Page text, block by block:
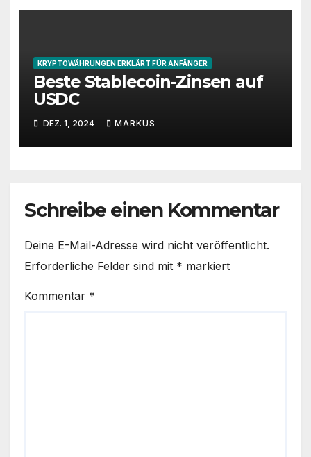
KRYPTOWÄHRUNGEN ERKLÄRT FÜR ANFÄNGER
Beste Stablecoin-Zinsen auf
USDC
DEZ. 1, 2024 MARKUS
Schreibe einen Kommentar
Deine E-Mail-Adresse wird nicht veröffentlicht.
Erforderliche Felder sind mit * markiert
Kommentar *